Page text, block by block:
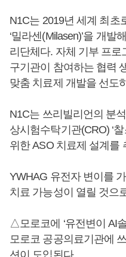
N1C는 2019년 세계 최초
‘밀라센(Milasen)’을 개발
리단체다. 자체 기부 프로
구기관이 참여하는 협력
맞춤 치료제 개발을 선도
N1C는 쓰리빌리언의 분
상시험수탁기관(CRO) ‘
위한 ASO 치료제 설계를
YWHAG 유전자 변이를
치료 가능성이 열릴 것으
△모로코에 ‘유전변이 AI
모로코 공공의료기관에
션이 도입된다.